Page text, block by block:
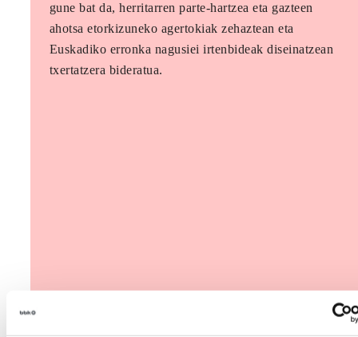
gune bat da, herritarren parte-hartzea eta gazteen
ahotsa etorkizuneko agertokiak zehaztean eta
Euskadiko erronka nagusiei irtenbideak diseinatzean
txertatzera bideratua.